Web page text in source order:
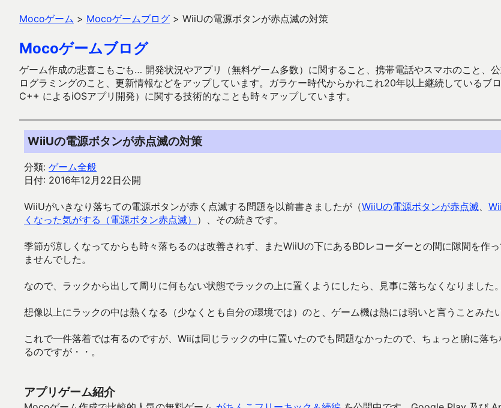
Mocoゲーム > Mocoゲームブログ > WiiUの電源ボタンが赤点滅の対策
Mocoゲームブログ
ゲーム作成の悲喜こもごも… 開発状況やアプリ（無料ゲーム多数）に関すること、携帯電話やスマホのこと
ログラミングのこと、更新情報などをアップしています。ガラケー時代からかれこれ20年以上継続している
C++ によるiOSアプリ開発）に関する技術的なことも時々アップしています。
WiiUの電源ボタンが赤点滅の対策
分類: ゲーム全般
日付: 2016年12月22日公開
WiiUがいきなり落ちての電源ボタンが赤く点滅する問題を以前書きましたが（WiiUの電源ボタンが赤点滅、
くなった気がする（電源ボタン赤点滅） ）、その続きです。
季節が涼しくなってからも時々落ちるのは改善されず、またWiiUの下にあるBDレコーダーとの間に隙間を作
ませんでした。
なので、ラックから出して周りに何もない状態でラックの上に置くようにしたら、見事に落ちなくなりました。
想像以上にラックの中は熱くなる（少なくとも自分の環境では）のと、ゲーム機は熱には弱いと言うことみたい
これで一件落着では有るのですが、Wiiは同じラックの中に置いたのでも問題なかったので、ちょっと腑に落
るのですが・・。
アプリゲーム紹介